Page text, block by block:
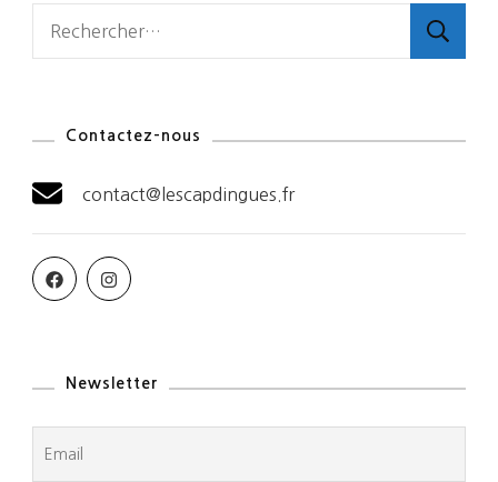
Contactez-nous
contact@lescapdingues.fr
Newsletter